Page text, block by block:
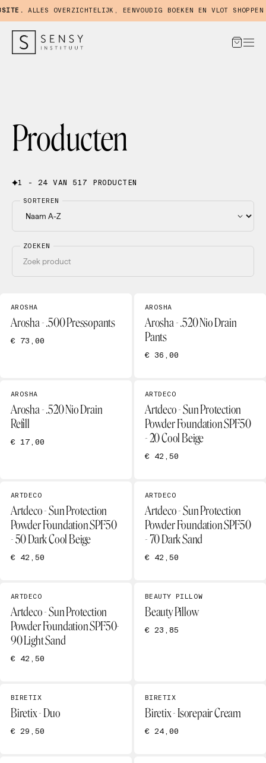
ALLES OVERZICHTELIJK, EENVOUDIG BOEKEN EN VLOT SHOPPEN IN
Producten
1 - 24 VAN 517 PRODUCTEN
ZOEKEN
SORTEREN
AROSHA
Arosha - .500 Pressopants
€ 73,00
AROSHA
Arosha - .520 Nio Drain
Pants
€ 36,00
AROSHA
Arosha - .520 Nio Drain
Refill
€ 17,00
ARTDECO
Artdeco - Sun Protection
Powder Foundation SPF50
- 20 Cool Beige
€ 42,50
ARTDECO
Artdeco - Sun Protection
Powder Foundation SPF50
- 50 Dark Cool Beige
€ 42,50
ARTDECO
Artdeco - Sun Protection
Powder Foundation SPF50
- 70 Dark Sand
€ 42,50
ARTDECO
Artdeco - Sun Protection
Powder Foundation SPF50-
90 Light Sand
€ 42,50
BEAUTY PILLOW
Beauty Pillow
€ 23,85
BIRETIX
Biretix - Duo
€ 29,50
BIRETIX
Biretix - Isorepair Cream
€ 24,00